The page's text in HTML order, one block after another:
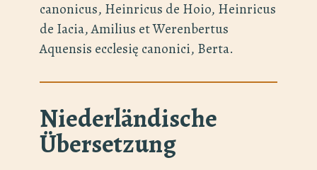
canonicus, Heinricus de Hoio, Heinricus
de Iacia, Amilius et Werenbertus
Aquensis ecclesię canonici, Berta.
Niederländische
Übersetzung